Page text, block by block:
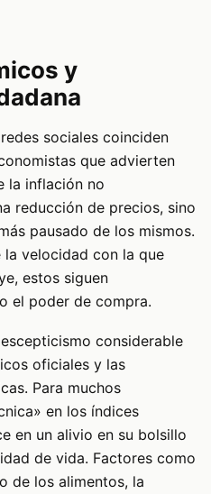
y
sociales coinciden
que advierten
la inflación no
reducción de precios, sino
pausado de los mismos.
la velocidad con la que
estos siguen
el poder de compra.
considerable
oficiales y las
Para muchos
en los índices
en un alivio en su bolsillo
de vida. Factores como
de los alimentos, la